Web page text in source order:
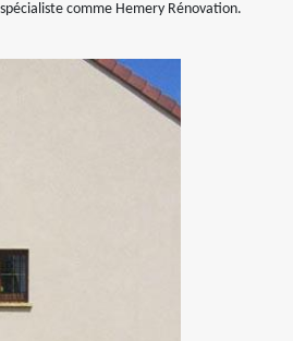
comme Hemery Rénovation.